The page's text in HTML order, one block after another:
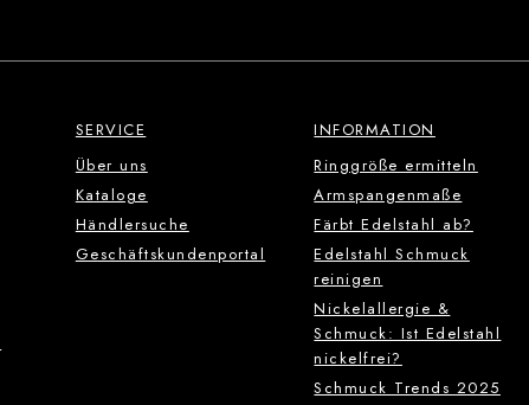
SERVICE
Über uns
Kataloge
Händlersuche
Geschäftskundenportal
INFORMATION
Ringgröße ermitteln
Armspangenmaße
Färbt Edelstahl ab?
Edelstahl Schmuck
reinigen
Nickelallergie &
Schmuck: Ist Edelstahl
nickelfrei?
Schmuck Trends 2025